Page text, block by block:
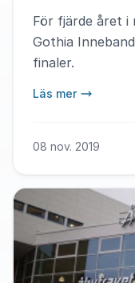
För fjärde året i
Gothia
finaler.
Läs mer
08 nov. 2019